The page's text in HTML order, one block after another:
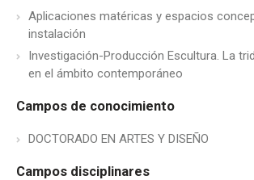
Aplicaciones matéricas y espacios
instalación
Investigación-Producción Escultura. La
en el ámbito contemporáneo
Campos de conocimiento
DOCTORADO EN ARTES Y DISEÑO
Campos disciplinares